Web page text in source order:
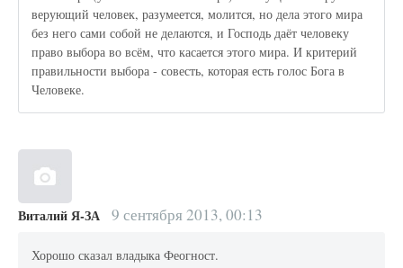
верующий человек, разумеется, молится, но дела этого мира
без него сами собой не делаются, и Господь даёт человеку
право выбора во всём, что касается этого мира. И критерий
правильности выбора - совесть, которая есть голос Бога в
Человеке.
Виталий Я-ЗА 9 сентября 2013, 00:13
Хорошо сказал владыка Феогност.